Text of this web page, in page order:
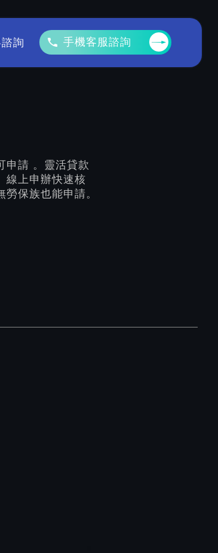
詢 手機客服諮詢
申請 。靈活貸款
線上申辦快速核
保族也能申請。